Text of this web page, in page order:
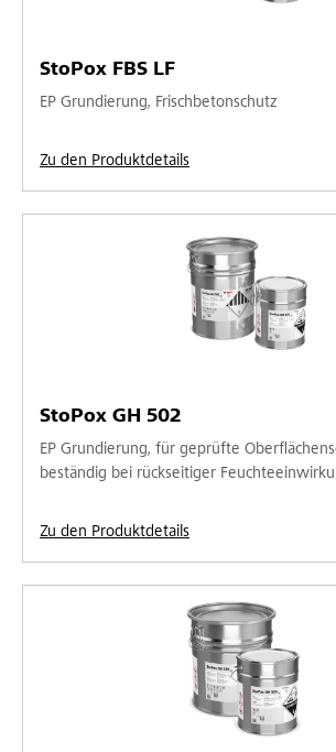
StoPox FBS LF
EP Grundierung, Frischbetonschutz
Zu den Produktdetails
StoPox GH 502
EP Grundierung, für geprüfte
beständig bei rückseitiger
Zu den Produktdetails